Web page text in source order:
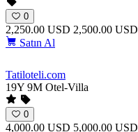
0
2,250.00 USD 2,500.00 USD
Satın Al
Tatiloteli.com
19Y 9M Otel-Villa
0
4,000.00 USD 5,000.00 USD